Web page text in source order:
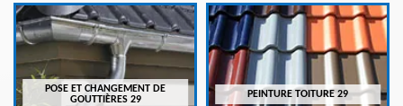
POSE ET CHANGEMENT DE
GOUTTIÈRES 29
PEINTURE TOITURE 29